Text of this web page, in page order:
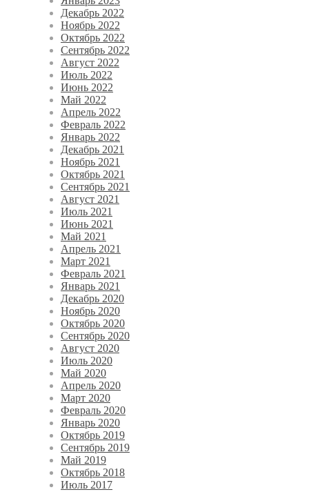
Декабрь 2022
Ноябрь 2022
Октябрь 2022
Сентябрь 2022
Август 2022
Июль 2022
Июнь 2022
Май 2022
Апрель 2022
Февраль 2022
Январь 2022
Декабрь 2021
Ноябрь 2021
Октябрь 2021
Сентябрь 2021
Август 2021
Июль 2021
Июнь 2021
Май 2021
Апрель 2021
Март 2021
Февраль 2021
Январь 2021
Декабрь 2020
Ноябрь 2020
Октябрь 2020
Сентябрь 2020
Август 2020
Июль 2020
Май 2020
Апрель 2020
Март 2020
Февраль 2020
Январь 2020
Октябрь 2019
Сентябрь 2019
Май 2019
Октябрь 2018
Июль 2017